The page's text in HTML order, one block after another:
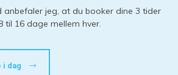
jeg, at du booker dine 3 tider
til 16 dage mellem hver.
i dag
samtale
Start en ny samtale